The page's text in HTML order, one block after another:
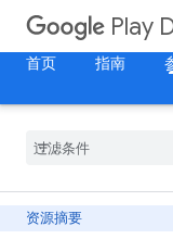
Play
首页
指南
资源摘要